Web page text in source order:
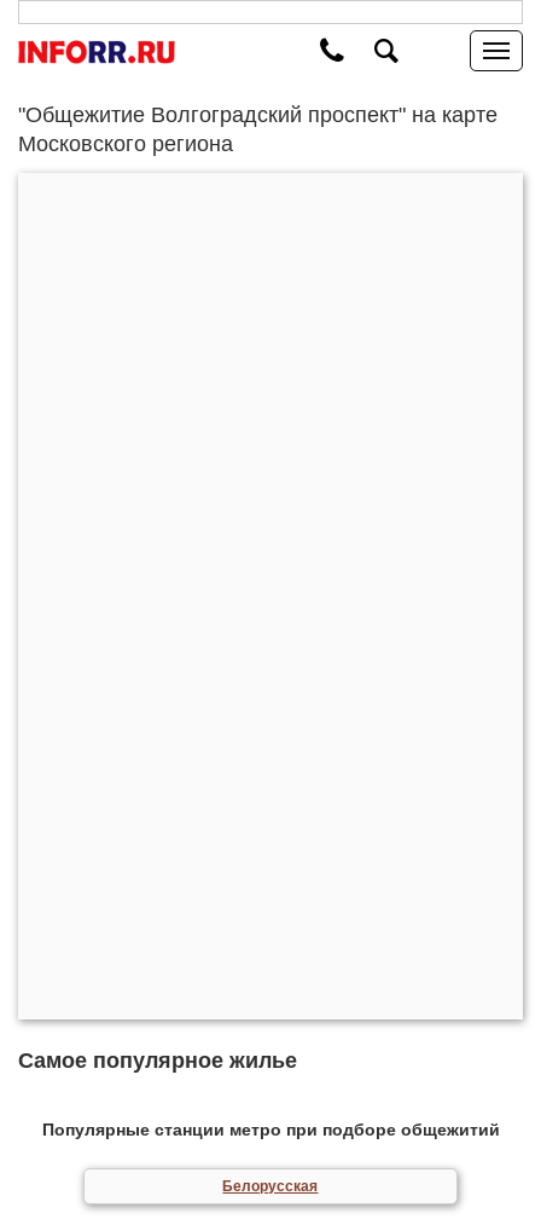
"Общежитие Волгоградский проспект" на карте
Московского региона
Самое популярное жилье
Популярные станции метро при подборе общежитий
Белорусская